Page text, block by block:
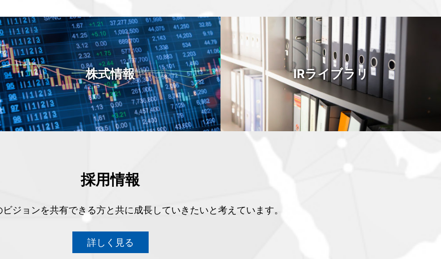
株式情報 IRライブラリ
採用情報
ジョンを共有できる方と共に成長していきたいと考えています。
詳しく見る